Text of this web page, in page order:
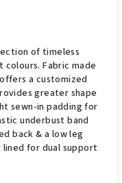
of timeless
Fabric made
offers a customized
greater shape
sewn-in padding for
underbust band
back & a low leg
for dual support